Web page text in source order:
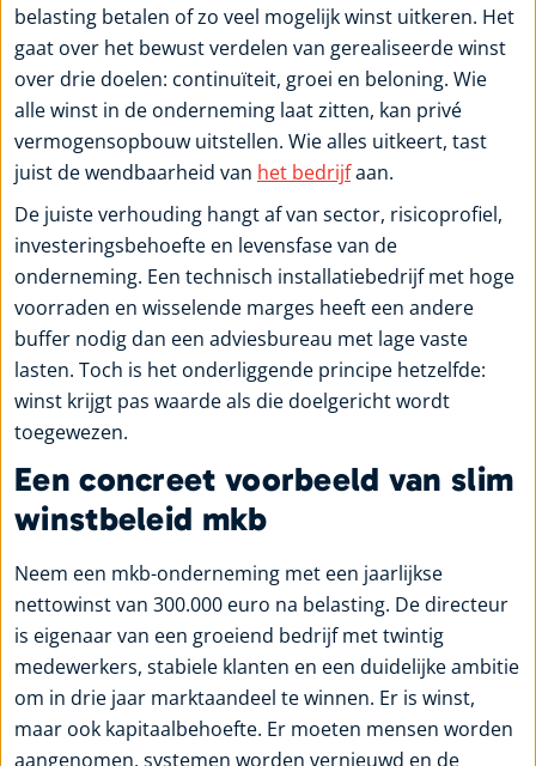
belasting betalen of zo veel mogelijk winst uitkeren. Het
gaat over het bewust verdelen van gerealiseerde winst
over drie doelen: continuïteit, groei en beloning. Wie
alle winst in de onderneming laat zitten, kan privé
vermogensopbouw uitstellen. Wie alles uitkeert, tast
juist de wendbaarheid van het bedrijfaan.
De juiste verhouding hangt af van sector, risicoprofiel,
investeringsbehoefte en levensfase van de
onderneming. Een technisch installatiebedrijf met hoge
voorraden en wisselende marges heeft een andere
buffer nodig dan een adviesbureau met lage vaste
lasten. Toch is het onderliggende principe hetzelfde:
winst krijgt pas waarde als die doelgericht wordt
toegewezen.
Een concreet voorbeeld van slim
winstbeleid mkb
Neem een mkb-onderneming met een jaarlijkse
nettowinst van 300.000 euro na belasting. De directeur
is eigenaar van een groeiend bedrijf met twintig
medewerkers, stabiele klanten en een duidelijke ambitie
om in drie jaar marktaandeel te winnen. Er is winst,
maar ook kapitaalbehoefte. Er moeten mensen worden
aangenomen, systemen worden vernieuwd en de